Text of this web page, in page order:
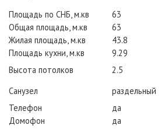
Площадь по СНБ, м.кв
63
Общая площадь, м.кв
63
Жилая площадь, м.кв
43.8
Площадь кухни, м.кв
9.29
Высота потолков
2.5
Санузел
раздельный
Телефон
да
Домофон
да